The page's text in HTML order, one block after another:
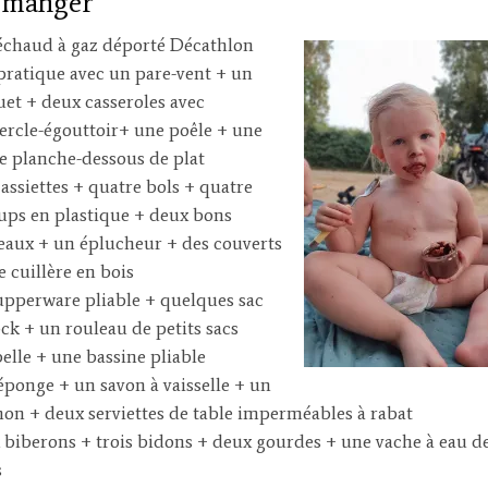
à gaz déporté Décathlon
avec un pare-vent + un
+ deux casseroles avec
égouttoir+ une poêle + une
planche-dessous de plat
+ quatre bols + quatre
en plastique + deux bons
+ un éplucheur + des couverts
cuillère en bois
pliable + quelques sac
+ un rouleau de petits sacs
+ une bassine pliable
+ un savon à vaisselle + un
+ deux serviettes de table imperméables à rabat
biberons + trois bidons + deux gourdes + une vache à eau